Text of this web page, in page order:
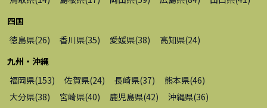
四国
徳島県(26) 香川県(35) 愛媛県(38) 高知県(24)
九州・沖縄
福岡県(153) 佐賀県(24) 長崎県(37) 熊本県(46)
大分県(38) 宮崎県(40) 鹿児島県(42) 沖縄県(36)